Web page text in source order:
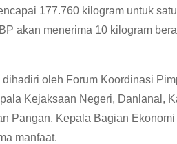
177.760 kilogram untuk
akan menerima 10 kilogram
oleh Forum Koordinasi
Kejaksaan Negeri, Danlanal,
Pangan, Kepala Bagian
manfaat.